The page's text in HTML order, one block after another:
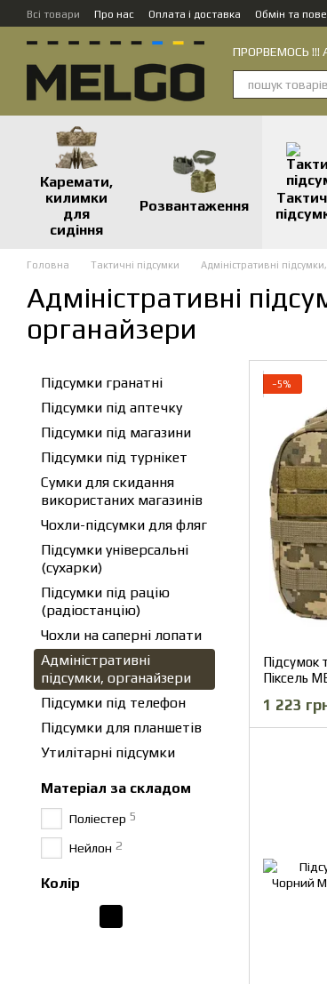
Перейти до основного контенту
Всі товари Про нас Оплата і доставка Обмін та
ПРОРВЕМОСЬ !!! А
Каремати,
килимки
для
сидіння
Розвантаження
Головна Тактичні підсумки Адміністративні
Адміністративні
органайзери
−5%
Підсумок
Піксель
1 223
Підсумки гранатні
Підсумки під аптечку
Підсумки під магазини
Підсумки під турнікет
Сумки для скидання
використаних магазинів
Чохли-підсумки для фляг
Підсумки універсальні
(сухарки)
Підсумки під рацію
(радіостанцію)
Чохли на саперні лопати
Адміністративні
підсумки, органайзери
Підсумки під телефон
Підсумки для планшетів
Утилітарні підсумки
Матеріал за складом
Поліестер 5
Нейлон 2
Колір